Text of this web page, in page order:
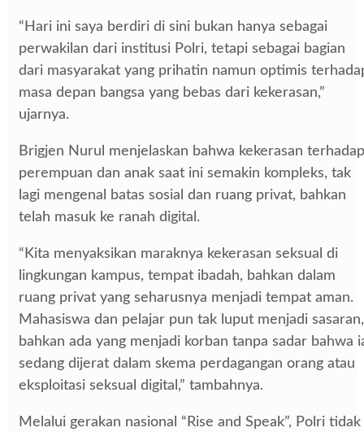
“Hari ini saya berdiri di sini bukan hanya sebagai
perwakilan dari institusi Polri, tetapi sebagai bagian
dari masyarakat yang prihatin namun optimis
masa depan bangsa yang bebas dari kekerasan,”
ujarnya.
Brigjen Nurul menjelaskan bahwa kekerasan terhadap
perempuan dan anak saat ini semakin kompleks, tak
lagi mengenal batas sosial dan ruang privat, bahkan
telah masuk ke ranah digital.
“Kita menyaksikan maraknya kekerasan seksual di
lingkungan kampus, tempat ibadah, bahkan dalam
ruang privat yang seharusnya menjadi tempat aman.
Mahasiswa dan pelajar pun tak luput menjadi sasaran,
bahkan ada yang menjadi korban tanpa sadar bahwa
sedang dijerat dalam skema perdagangan orang atau
eksploitasi seksual digital,” tambahnya.
Melalui gerakan nasional “Rise and Speak”, Polri tidak